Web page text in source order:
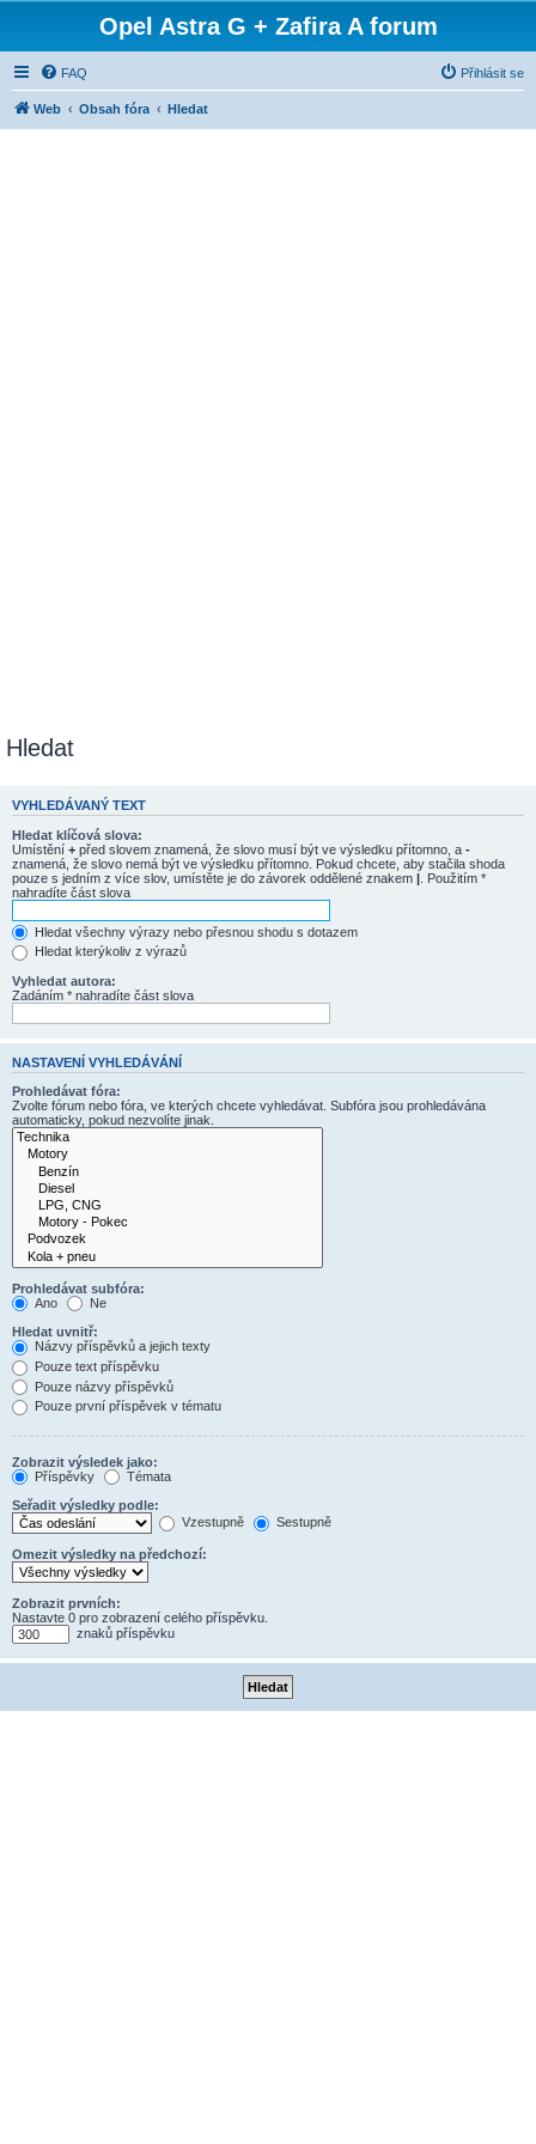
Opel Astra G + Zafira A forum
FAQ Přihlásit se
Web Obsah fóra Hledat
Hledat
VYHLEDÁVANÝ TEXT
Hledat klíčová slova:
Umístění + před slovem znamená, že slovo musí být ve výsledku přítomno, a -
znamená, že slovo nemá být ve výsledku přítomno. Pokud chcete, aby stačila shoda
pouze s jedním z více slov, umístěte je do závorek oddělené znakem | . Použitím *
nahradíte část slova
Hledat všechny výrazy nebo přesnou shodu s dotazem
Hledat kterýkoliv z výrazů
Vyhledat autora:
Zadáním * nahradíte část slova
NASTAVENÍ VYHLEDÁVÁNÍ
Prohledávat fóra:
Zvolte fórum nebo fóra, ve kterých chcete vyhledávat. Subfóra jsou prohledávána
automaticky, pokud nezvolíte jinak.
Prohledávat subfóra:
Ano
Ne
Hledat uvnitř:
Názvy příspěvků a jejich texty
Pouze text příspěvku
Pouze názvy příspěvků
Pouze první příspěvek v tématu
Zobrazit výsledek jako:
Příspěvky
Témata
Seřadit výsledky podle:
Vzestupně
Sestupně
Omezit výsledky na předchozí:
Zobrazit prvních:
Nastavte 0 pro zobrazení celého příspěvku.
znaků příspěvku